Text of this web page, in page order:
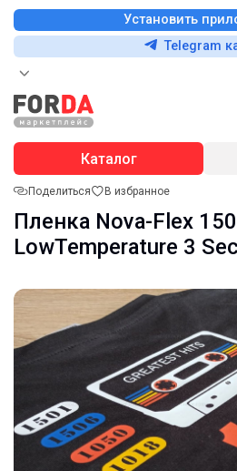
Установить
Telegram
Каталог
Поделиться В избранное
Пленка Nova-Flex
LowTemperature 3 Sec